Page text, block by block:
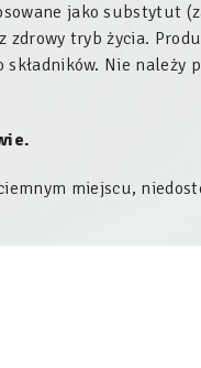
jako substytut
zdrowy tryb życia.
Nie należy
miejscu,